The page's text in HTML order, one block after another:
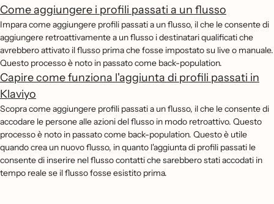
Come aggiungere i profili passati a un flusso
Impara come aggiungere profili passati a un flusso, il che le consente di
aggiungere retroattivamente a un flusso i destinatari qualificati che
avrebbero attivato il flusso prima che fosse impostato su live o manuale.
Questo processo è noto in passato come back-population.
Capire come funziona l'aggiunta di profili passati in
Klaviyo
Scopra come aggiungere profili passati a un flusso, il che le consente di
accodare le persone alle azioni del flusso in modo retroattivo. Questo
processo è noto in passato come back-population. Questo è utile
quando crea un nuovo flusso, in quanto l'aggiunta di profili passati le
consente di inserire nel flusso contatti che sarebbero stati accodati in
tempo reale se il flusso fosse esistito prima.